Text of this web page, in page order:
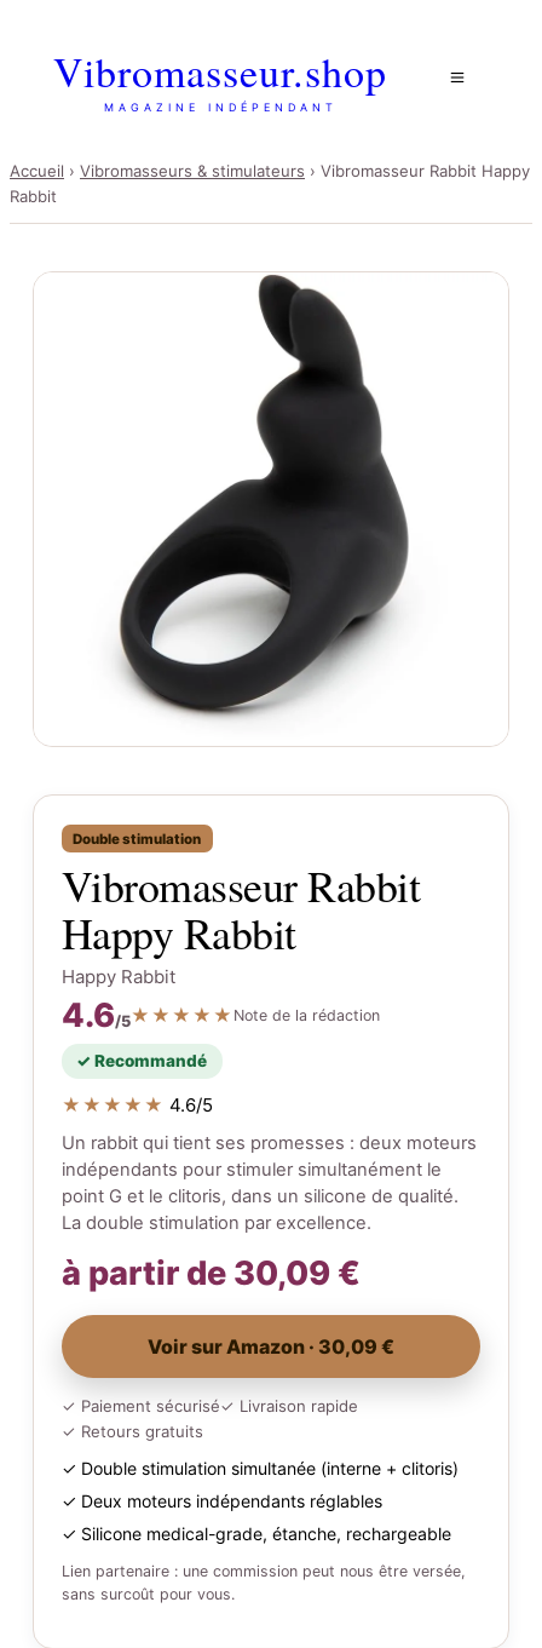
Vibromasseur.shop
MAGAZINE INDÉPENDANT
Accueil › Vibromasseurs & stimulateurs › Vibromasseur Rabbit Happy
Rabbit
Double stimulation
Vibromasseur Rabbit
Happy Rabbit
Happy Rabbit
4.6/5★★★★★ Note de la rédaction
✓ Recommandé
★★★★★ 4.6/5
Un rabbit qui tient ses promesses : deux moteurs
indépendants pour stimuler simultanément le
point G et le clitoris, dans un silicone de qualité.
La double stimulation par excellence.
à partir de 30,09 €
Voir sur Amazon · 30,09 €
✓ Paiement sécurisé✓ Livraison rapide
✓ Retours gratuits
✓ Double stimulation simultanée (interne + clitoris)
✓ Deux moteurs indépendants réglables
✓ Silicone medical-grade, étanche, rechargeable
Lien partenaire : une commission peut nous être versée,
sans surcoût pour vous.